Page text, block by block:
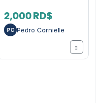
2,000 RD$
PC Pedro Cornielle